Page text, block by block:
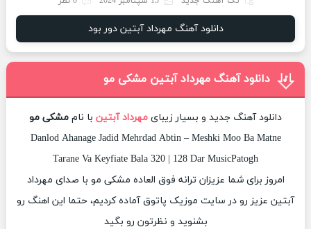
دانلود آهنگ مهرداد آبتین دور بود
دانلود آهنگ مهرداد آبتین مشکی مو
دانلود آهنگ جدید و بسیار زیبای مهرداد آبتین با نام مشکی مو
Danlod Ahanage Jadid Mehrdad Abtin – Meshki Moo Ba Matne
Tarane Va Keyfiate Bala 320 | 128 Dar MusicPatogh
امروز برای شما عزیزان ترانه فوق العاده مشکی مو با صدای مهرداد
آبتین عزیز رو در سایت موزیک پاتوق آماده کردیم، حتما این اهنگ رو
بشنوید و نظرتون رو بگید